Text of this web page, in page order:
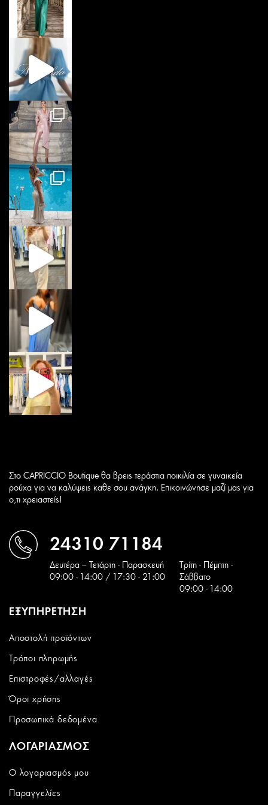
Στο CAPRICCIO Boutique θα βρεις τεράστια ποικιλία σε γυναικεία
ρούχα για να καλύψεις καθε σου ανάγκη. Επικοινώνησε μαζί μας για
ο,τι χρειαστείς!
24310 71184
Δευτέρα – Τετάρτη - Παρασκευή
09:00 - 14:00 / 17:30 - 21:00
Tρίτη - Πέμπτη -
Σάββατο
09:00 - 14:00
ΕΞΥΠΗΡΕΤΗΣΗ
Αποστολή προϊόντων
Τρόποι πληρωμής
Επιστροφές/αλλαγές
Όροι χρήσης
Προσωπικά δεδομένα
ΛΟΓΑΡΙΑΣΜΟΣ
Ο λογαριασμός μου
Παραγγελίες